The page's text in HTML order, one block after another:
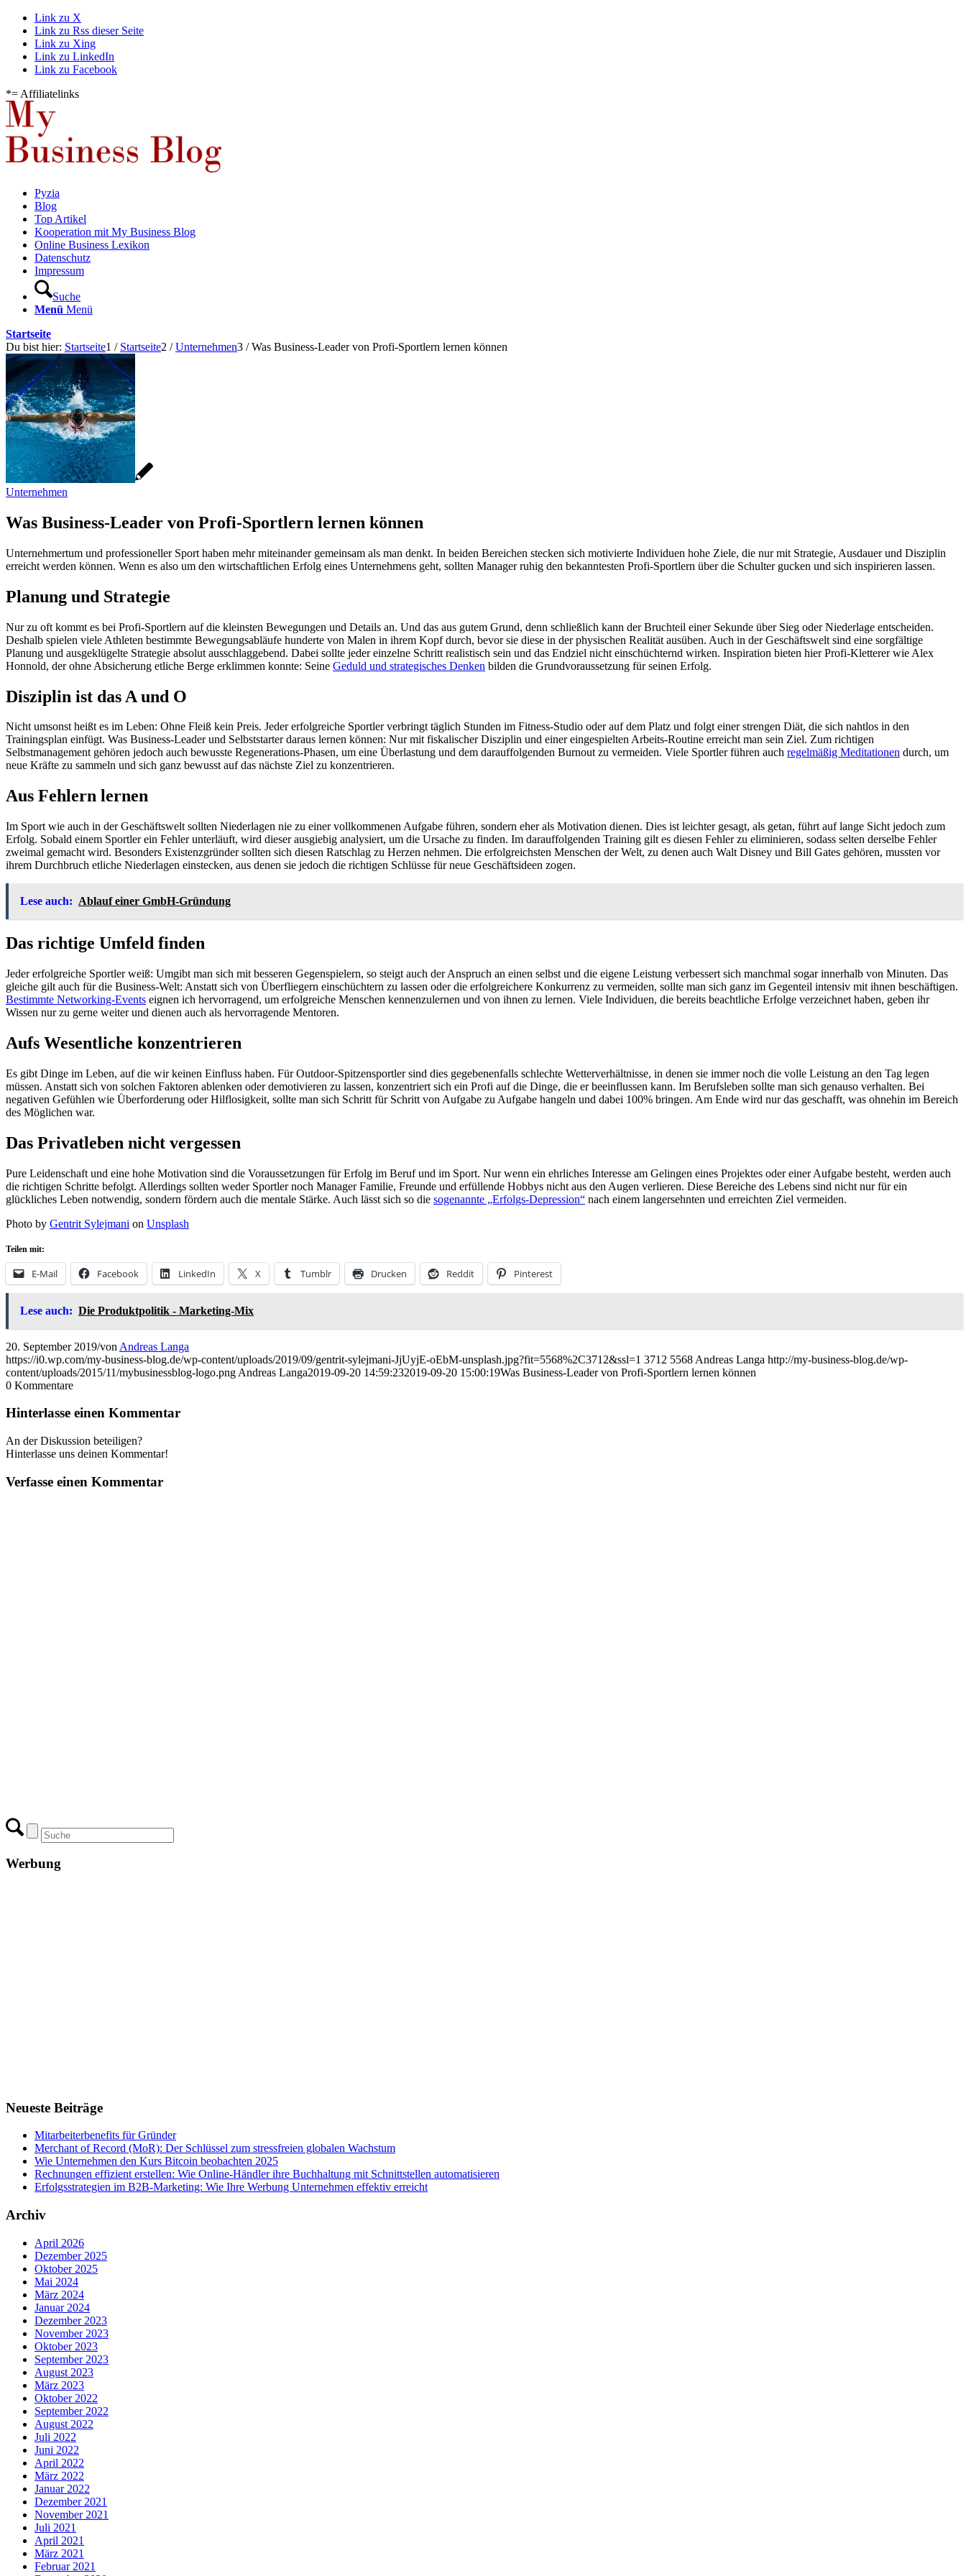
Link zu X
Link zu Rss dieser Seite
Link zu Xing
Link zu LinkedIn
Link zu Facebook
*= Affiliatelinks
Pyzia
Blog
Top Artikel
Kooperation mit My Business Blog
Online Business Lexikon
Datenschutz
Impressum
Suche
Menü Menü
Startseite
Du bist hier: Startseite1 / Startseite2 / Unternehmen3 / Was Business-Leader von Profi-Sportlern lernen können
Unternehmen
Was Business-Leader von Profi-Sportlern lernen können
Unternehmertum und professioneller Sport haben mehr miteinander gemeinsam als man denkt. In beiden Bereichen stecken sich motivierte Individuen hohe Ziele, die nur mit Strategie, Ausdauer und Disziplin
erreicht werden können. Wenn es also um den wirtschaftlichen Erfolg eines Unternehmens geht, sollten Manager ruhig den bekanntesten Profi-Sportlern über die Schulter gucken und sich inspirieren lassen.
Planung und Strategie
Nur zu oft kommt es bei Profi-Sportlern auf die kleinsten Bewegungen und Details an. Und das aus gutem Grund, denn schließlich kann der Bruchteil einer Sekunde über Sieg oder Niederlage entscheiden.
Deshalb spielen viele Athleten bestimmte Bewegungsabläufe hunderte von Malen in ihrem Kopf durch, bevor sie diese in der physischen Realität ausüben. Auch in der Geschäftswelt sind eine sorgfältige
Planung und ausgeklügelte Strategie absolut ausschlaggebend. Dabei sollte jeder einzelne Schritt realistisch sein und das Endziel nicht einschüchternd wirken. Inspiration bieten hier Profi-Kletterer wie Alex
Honnold, der ohne Absicherung etliche Berge erklimmen konnte: Seine Geduld und strategisches Denken bilden die Grundvoraussetzung für seinen Erfolg.
Disziplin ist das A und O
Nicht umsonst heißt es im Leben: Ohne Fleiß kein Preis. Jeder erfolgreiche Sportler verbringt täglich Stunden im Fitness-Studio oder auf dem Platz und folgt einer strengen Diät, die sich nahtlos in den
Trainingsplan einfügt. Was Business-Leader und Selbststarter daraus lernen können: Nur mit fiskalischer Disziplin und einer eingespielten Arbeits-Routine erreicht man sein Ziel. Zum richtigen
Selbstmanagement gehören jedoch auch bewusste Regenerations-Phasen, um eine Überlastung und dem darauffolgenden Burnout zu vermeiden. Viele Sportler führen auch regelmäßig Meditationen durch, um
neue Kräfte zu sammeln und sich ganz bewusst auf das nächste Ziel zu konzentrieren.
Aus Fehlern lernen
Im Sport wie auch in der Geschäftswelt sollten Niederlagen nie zu einer vollkommenen Aufgabe führen, sondern eher als Motivation dienen. Dies ist leichter gesagt, als getan, führt auf lange Sicht jedoch zum
Erfolg. Sobald einem Sportler ein Fehler unterläuft, wird dieser ausgiebig analysiert, um die Ursache zu finden. Im darauffolgenden Training gilt es diesen Fehler zu eliminieren, sodass selten derselbe Fehler
zweimal gemacht wird. Besonders Existenzgründer sollten sich diesen Ratschlag zu Herzen nehmen. Die erfolgreichsten Menschen der Welt, zu denen auch Walt Disney und Bill Gates gehören, mussten vor
ihrem Durchbruch etliche Niederlagen einstecken, aus denen sie jedoch die richtigen Schlüsse für neue Geschäftsideen zogen.
Lese auch: Ablauf einer GmbH-Gründung
Das richtige Umfeld finden
Jeder erfolgreiche Sportler weiß: Umgibt man sich mit besseren Gegenspielern, so steigt auch der Anspruch an einen selbst und die eigene Leistung verbessert sich manchmal sogar innerhalb von Minuten. Das
gleiche gilt auch für die Business-Welt: Anstatt sich von Überfliegern einschüchtern zu lassen oder die erfolgreichere Konkurrenz zu vermeiden, sollte man sich ganz im Gegenteil intensiv mit ihnen beschäftigen.
Bestimmte Networking-Events eignen ich hervorragend, um erfolgreiche Menschen kennenzulernen und von ihnen zu lernen. Viele Individuen, die bereits beachtliche Erfolge verzeichnet haben, geben ihr
Wissen nur zu gerne weiter und dienen auch als hervorragende Mentoren.
Aufs Wesentliche konzentrieren
Es gibt Dinge im Leben, auf die wir keinen Einfluss haben. Für Outdoor-Spitzensportler sind dies gegebenenfalls schlechte Wetterverhältnisse, in denen sie immer noch die volle Leistung an den Tag legen
müssen. Anstatt sich von solchen Faktoren ablenken oder demotivieren zu lassen, konzentriert sich ein Profi auf die Dinge, die er beeinflussen kann. Im Berufsleben sollte man sich genauso verhalten. Bei
negativen Gefühlen wie Überforderung oder Hilflosigkeit, sollte man sich Schritt für Schritt von Aufgabe zu Aufgabe hangeln und dabei 100% bringen. Am Ende wird nur das geschafft, was ohnehin im Bereich
des Möglichen war.
Das Privatleben nicht vergessen
Pure Leidenschaft und eine hohe Motivation sind die Voraussetzungen für Erfolg im Beruf und im Sport. Nur wenn ein ehrliches Interesse am Gelingen eines Projektes oder einer Aufgabe besteht, werden auch
die richtigen Schritte befolgt. Allerdings sollten weder Sportler noch Manager Familie, Freunde und erfüllende Hobbys nicht aus den Augen verlieren. Diese Bereiche des Lebens sind nicht nur für ein
glückliches Leben notwendig, sondern fördern auch die mentale Stärke. Auch lässt sich so die sogenannte „Erfolgs-Depression“ nach einem langersehnten und erreichten Ziel vermeiden.
Photo by Gentrit Sylejmani on Unsplash
Teilen mit:
E-Mail Facebook LinkedIn X Tumblr Drucken Reddit Pinterest
Lese auch: Die Produktpolitik - Marketing-Mix
20. September 2019/von Andreas Langa
https://i0.wp.com/my-business-blog.de/wp-content/uploads/2019/09/gentrit-sylejmani-JjUyjE-oEbM-unsplash.jpg?fit=5568%2C3712&ssl=1 3712 5568 Andreas Langa http://my-business-blog.de/wp-
content/uploads/2015/11/mybusinessblog-logo.png Andreas Langa2019-09-20 14:59:232019-09-20 15:00:19Was Business-Leader von Profi-Sportlern lernen können
0 Kommentare
Hinterlasse einen Kommentar
An der Diskussion beteiligen?
Hinterlasse uns deinen Kommentar!
Verfasse einen Kommentar
Werbung
Neueste Beiträge
Mitarbeiterbenefits für Gründer
Merchant of Record (MoR): Der Schlüssel zum stressfreien globalen Wachstum
Wie Unternehmen den Kurs Bitcoin beobachten 2025
Rechnungen effizient erstellen: Wie Online-Händler ihre Buchhaltung mit Schnittstellen automatisieren
Erfolgsstrategien im B2B-Marketing: Wie Ihre Werbung Unternehmen effektiv erreicht
Archiv
April 2026
Dezember 2025
Oktober 2025
Mai 2024
März 2024
Januar 2024
Dezember 2023
November 2023
Oktober 2023
September 2023
August 2023
März 2023
Oktober 2022
September 2022
August 2022
Juli 2022
Juni 2022
April 2022
März 2022
Januar 2022
Dezember 2021
November 2021
Juli 2021
April 2021
März 2021
Februar 2021